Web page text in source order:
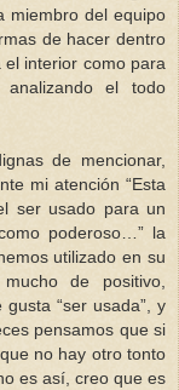
miembro del equipo
de hacer dentro
interior como para
el todo
de mencionar,
mi atención “Esta
ser usado para un
poderoso…” la
utilizado en su
de positivo,
“ser usada”, y
pensamos que si
no hay otro tonto
es así, creo que es